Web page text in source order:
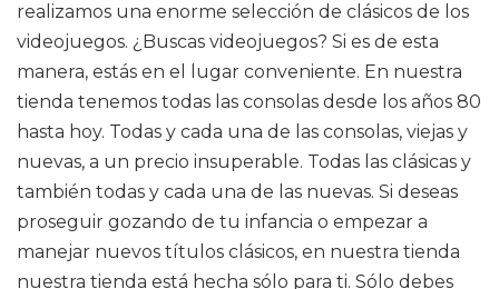
realizamos una enorme selección de clásicos de los
videojuegos. ¿Buscas videojuegos? Si es de esta
manera, estás en el lugar conveniente. En nuestra
tienda tenemos todas las consolas desde los años 80
hasta hoy. Todas y cada una de las consolas, viejas y
nuevas, a un precio insuperable. Todas las clásicas y
también todas y cada una de las nuevas. Si deseas
proseguir gozando de tu infancia o empezar a
manejar nuevos títulos clásicos, en nuestra tienda
nuestra tienda está hecha sólo para ti. Sólo debes